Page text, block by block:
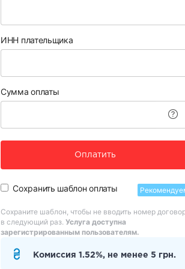
ИНН плательщика
Сумма оплаты
Оплатить
Сохранить шаблон оплаты
Сохраните шаблон, чтобы не вводить номер
в следующий раз. Услуга доступна
зарегистрированным пользователям.
Комиссия 1.52%, не менее 5 грн.